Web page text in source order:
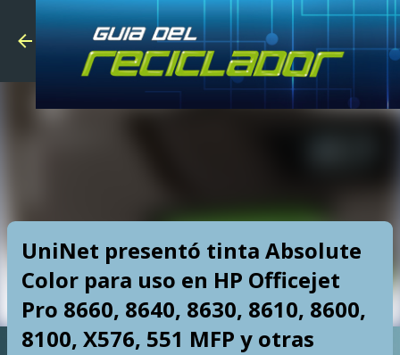
Skip to
UniNet presentó tinta Absolute
Color para uso en HP Officejet
Pro 8660, 8640, 8630, 8610, 8600,
8100, X576, 551 MFP y otras